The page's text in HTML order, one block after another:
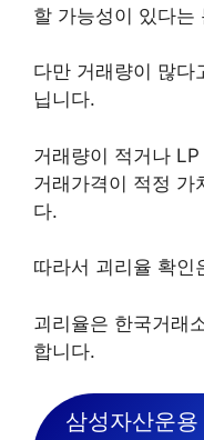
할 가능성이 있다는
다만 거래량이 많다
닙니다.
거래량이 적거나
거래가격이 적정 가
다.
따라서 괴리율 확인
괴리율은 한국거래
합니다.
삼성자산운